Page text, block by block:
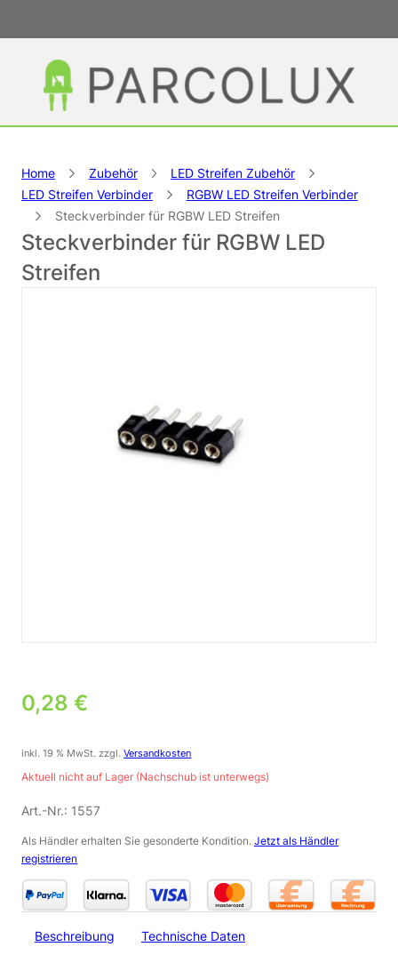
Home Zubehör
LED Streifen Zubehör
LED Streifen Verbinder
RGBW LED Streifen Verbinder
Steckverbinder für RGBW LED Streifen
Steckverbinder für RGBW LED
Streifen
0,28 €
inkl. 19 % MwSt. zzgl.Versandkosten
Aktuell nicht auf Lager (Nachschub ist unterwegs)
Art.-Nr.: 1557
Als Händler erhalten Sie gesonderte Kondition. Jetzt als Händler
registrieren
Beschreibung Technische Daten